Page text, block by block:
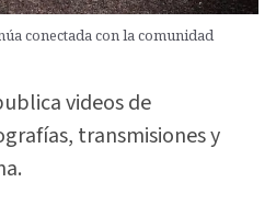
conectada con la comunidad
videos de
transmisiones y